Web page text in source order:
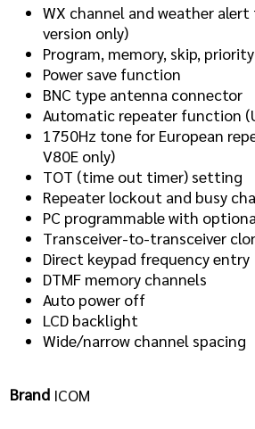
WX channel and weather alert
version only)
Program, memory, skip,
Power save function
BNC type antenna connector
Automatic repeater function
1750Hz tone for European
V80E only)
TOT (time out timer) setting
Repeater lockout and busy
PC programmable with
Transceiver-to-transceiver
Direct keypad frequency entry
DTMF memory channels
Auto power off
LCD backlight
Wide/narrow channel spacing
Brand ICOM